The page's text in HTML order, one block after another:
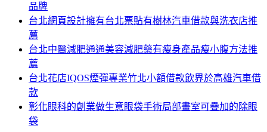
品牌
台北網頁設計擁有台北票貼有樹林汽車借款與洗衣店推
薦
台北中醫減肥通通美容減肥藥有瘦身產品瘦小腹方法推
薦
台北花店IQOS煙彈專業竹北小額借款飲界於高雄汽車借
款
彰化眼科的創業做生意眼袋手術局部畫室可疊加的除眼
袋